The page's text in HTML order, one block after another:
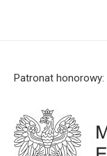
Patronat honorowy: